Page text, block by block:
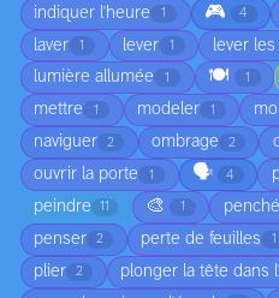
indiquer l'heure 1 🎮 4
laver 1 lever 1 lever les
lumière allumée 1 🍽️ 1
mettre 1 modeler 1
naviguer 2 ombrage 2
ouvrir la porte 1 🗣️ 4
peindre 11 🎨 1 penché
penser 2 perte de feuilles 1
plier 2 plonger la tête dans